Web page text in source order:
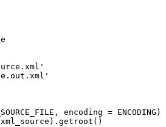
encoding =